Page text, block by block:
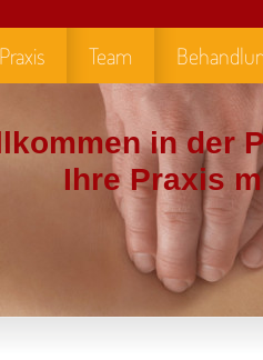
Praxis Team
in der
Praxis mit